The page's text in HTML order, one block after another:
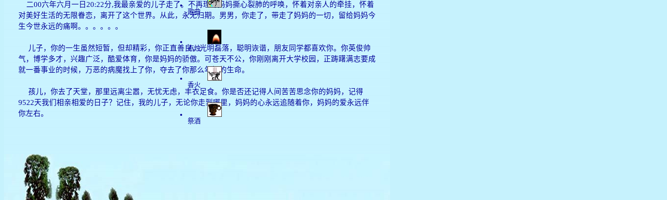
歌曲
点烛
香火
祭酒
二00六年六月一日20:22分,我最亲爱的儿子走了。不再理睬妈妈撕心裂肺的呼唤，怀着对亲人的牵挂，怀着
对美好生活的无限眷恋，离开了这个世界。从此，永无归期。男男，你走了，带走了妈妈的一切，留给妈妈今
生今世永远的痛啊。。。。。。
儿子，你的一生虽然短暂，但却精彩，你正直善良，光明磊落，聪明诙谐，朋友同学都喜欢你。你英俊帅
气，博学多才，兴趣广泛，酷爱体育，你是妈妈的骄傲。可苍天不公，你刚刚离开大学校园，正踌躇满志要成
就一番事业的时候，万恶的病魔找上了你，夺去了你那么年轻的生命。
孩儿，你去了天堂，那里远离尘嚣，无忧无虑，丰衣足食。你是否还记得人间苦苦思念你的妈妈，记得
9522天我们相亲相爱的日子？记住，我的儿子，无论你走到哪里，妈妈的心永远追随着你，妈妈的爱永远伴
你左右。